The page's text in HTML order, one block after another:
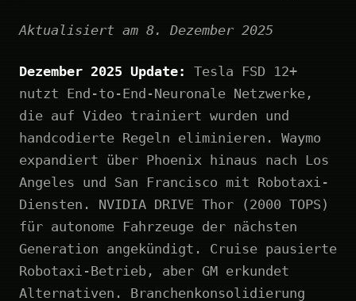
Aktualisiert am 8. Dezember 2025
Dezember 2025 Update:
Tesla FSD 12+
nutzt End-to-End-Neuronale Netzwerke,
die auf Video trainiert wurden und
handcodierte Regeln eliminieren. Waymo
expandiert über Phoenix hinaus nach Los
Angeles und San Francisco mit Robotaxi-
Diensten. NVIDIA DRIVE Thor (2000 TOPS)
für autonome Fahrzeuge der nächsten
Generation angekündigt. Cruise pausierte
Robotaxi-Betrieb, aber GM erkundet
Alternativen. Branchenkonsolidierung